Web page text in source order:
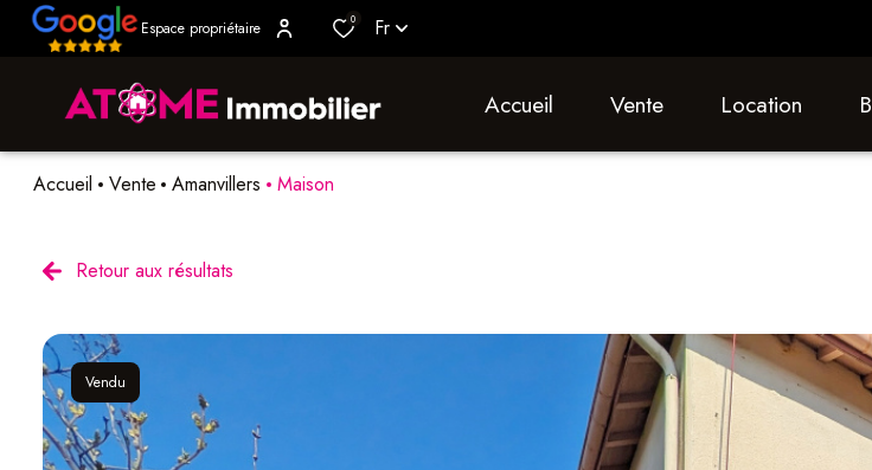
Espace propriétaire 0 Fr
accueil vente location
Accueil Vente Amanvillers Maison
Retour aux résultats
Vendu